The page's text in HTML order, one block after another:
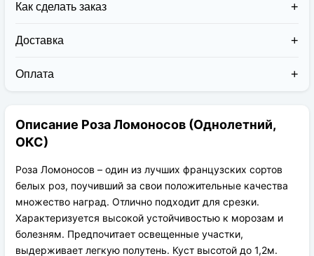
Как сделать заказ
Доставка
курьерскими службами:
транспортировки вплоть до 14 дней (с учётом
хранения на складе).
Оплата
На карту приват банка перед отправкой;
По выставленному счёту (реквизитам
юридического лица);
Описание Роза Ломоносов (Однолетний,
ОКС)
Роза Ломоносов – один из лучших французских сортов
белых роз, поучивший за свои положительные качества
множество наград. Отлично подходит для срезки.
Характеризуется высокой устойчивостью к морозам и
болезням. Предпочитает освещенные участки,
выдерживает легкую полутень. Куст высотой до 1,2м.